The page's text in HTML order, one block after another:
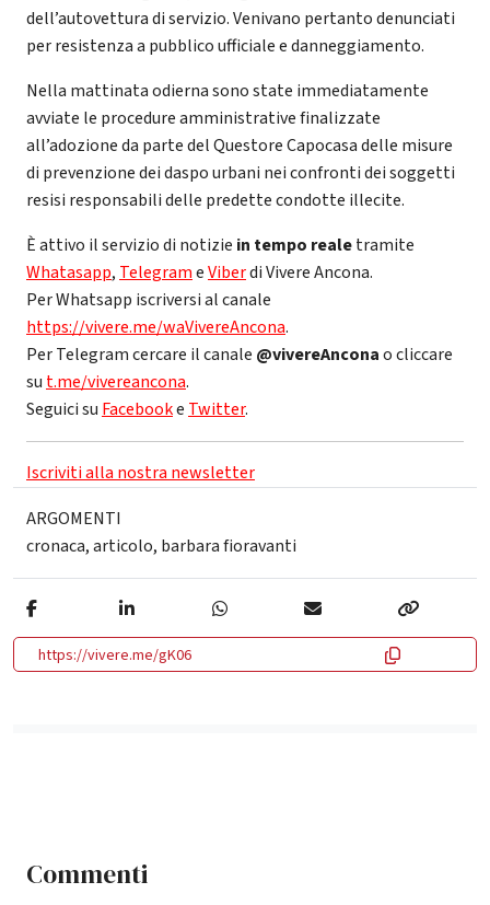
dell’autovettura di servizio. Venivano pertanto denunciati
per resistenza a pubblico ufficiale e danneggiamento.
Nella mattinata odierna sono state immediatamente
avviate le procedure amministrative finalizzate
all’adozione da parte del Questore Capocasa delle misure
di prevenzione dei daspo urbani nei confronti dei soggetti
resisi responsabili delle predette condotte illecite.
È attivo il servizio di notizie in tempo realetramite
Whatasapp, TelegrameViberdi Vivere Ancona.
Per Whatsapp iscriversi al canale
https://vivere.me/waVivereAncona.
Per Telegram cercare il canale @vivereAnconao cliccare
su t.me/vivereancona.
Seguici su Facebooke Twitter.
Iscriviti alla nostra newsletter
ARGOMENTI
cronaca,articolo, barbara fioravanti
https://vivere.me/gK06
Commenti